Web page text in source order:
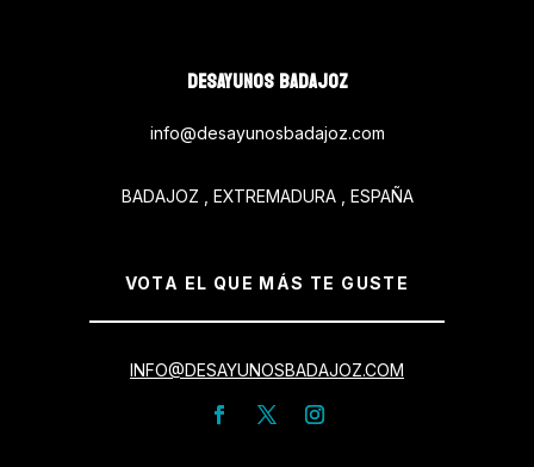
DESAYUNOS BADAJOZ
info@desayunosbadajoz.com
BADAJOZ , EXTREMADURA , ESPAÑA
VOTA EL QUE MÁS TE GUSTE
INFO@DESAYUNOSBADAJOZ.COM